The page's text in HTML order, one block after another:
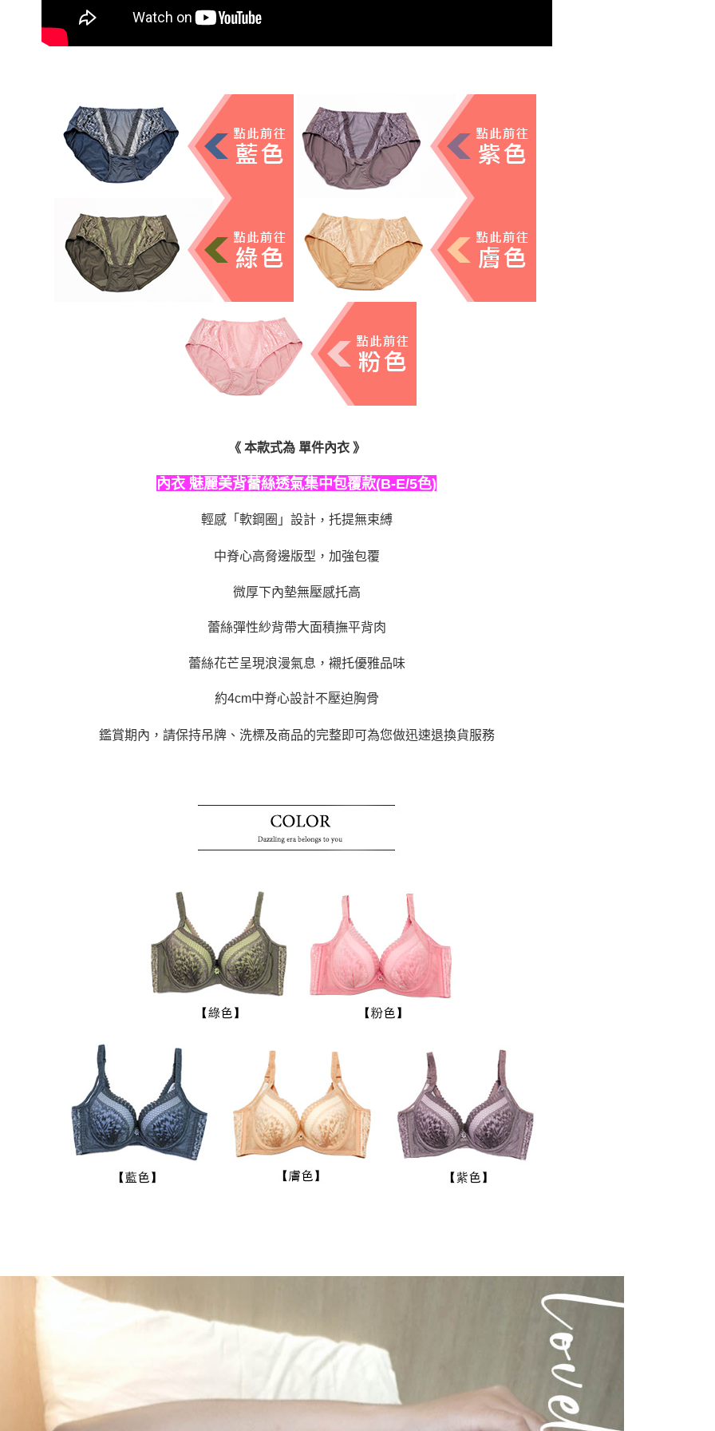
《 本款式為 單件內衣 》
內衣 魅麗美背蕾絲透氣集中包覆款(B-E/5色)
輕感「軟鋼圈」設計， 托提無束縛
中脊心高脅邊版型，加強包覆
微厚下內墊無壓感托高
蕾絲彈性紗背帶大面積撫平背肉
蕾絲花芒呈現浪漫氣息，襯托優雅品味
約4cm中脊心設計不壓迫胸骨
鑑賞期內，請保持吊牌、洗標及商品的完整即可為您做迅速退換貨服務